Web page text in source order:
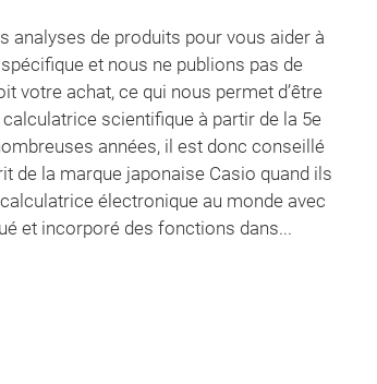
analyses de produits pour vous aider à
et nous ne publions pas de
votre achat, ce qui nous permet d’être
scientifique à partir de la 5e
années, il est donc conseillé
de la marque japonaise Casio quand ils
électronique au monde avec
et incorporé des fonctions dans...